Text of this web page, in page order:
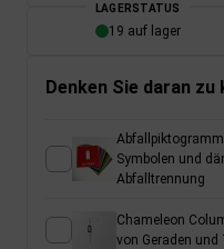
LAGERSTATUS
19 auf lager
Denken Sie daran zu
Symbolen und
Abfalltrennung
Chameleon
von Geraden und